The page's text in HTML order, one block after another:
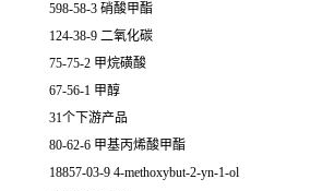
598-58-3 硝酸甲酯
124-38-9 二氧化碳
75-75-2 甲烷磺酸
67-56-1 甲醇
31个下游产品
80-62-6 甲基丙烯酸甲酯
18857-03-9 4-methoxybut-2-yn-1-ol